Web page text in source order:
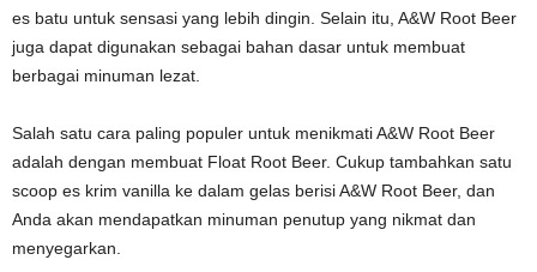
es batu untuk sensasi yang lebih dingin. Selain itu, A&W Root Beer
juga dapat digunakan sebagai bahan dasar untuk membuat
berbagai minuman lezat.
Salah satu cara paling populer untuk menikmati A&W Root Beer
adalah dengan membuat Float Root Beer. Cukup tambahkan satu
scoop es krim vanilla ke dalam gelas berisi A&W Root Beer, dan
Anda akan mendapatkan minuman penutup yang nikmat dan
menyegarkan.